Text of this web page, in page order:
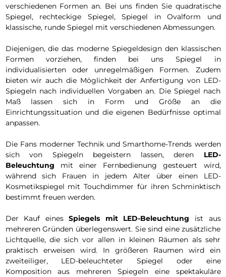
verschiedenen Formen an. Bei uns finden Sie quadratische
Spiegel, rechteckige Spiegel, Spiegel in Ovalform und
klassische, runde Spiegel mit verschiedenen Abmessungen.
Diejenigen, die das moderne Spiegeldesign den klassischen
Formen vorziehen, finden bei uns Spiegel in
individualisierten oder unregelmäßigen Formen. Zudem
bieten wir auch die Möglichkeit der Anfertigung von LED-
Spiegeln nach individuellen Vorgaben an. Die Spiegel nach
Maß lassen sich in Form und Größe an die
Einrichtungssituation und die eigenen Bedürfnisse optimal
anpassen.
Die Fans moderner Technik und Smarthome-Trends werden
sich von Spiegeln begeistern lassen, deren LED-
Beleuchtung mit einer Fernbedienung gesteuert wird,
während sich Frauen in jedem Alter über einen LED-
Kosmetikspiegel mit Touchdimmer für ihren Schminktisch
bestimmt freuen werden.
Der Kauf einesSpiegels mit LED-Beleuchtung ist aus
mehreren Gründen überlegenswert. Sie sind eine zusätzliche
Lichtquelle, die sich vor allen in kleinen Räumen als sehr
praktisch erweisen wird. In größeren Raumen wird ein
zweiteiliger, LED-beleuchteter Spiegel oder eine
Komposition aus mehreren Spiegeln eine spektakuläre